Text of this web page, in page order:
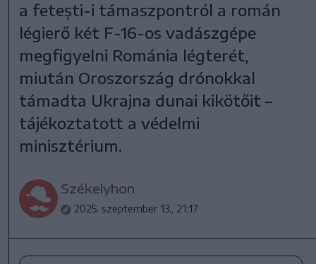
a fetești-i támaszpontról a román
légierő két F-16-os vadászgépe
megfigyelni Románia légterét,
miután Oroszország drónokkal
támadta Ukrajna dunai kikötőit –
tájékoztatott a védelmi
minisztérium.
Székelyhon
2025. szeptember 13., 21:17